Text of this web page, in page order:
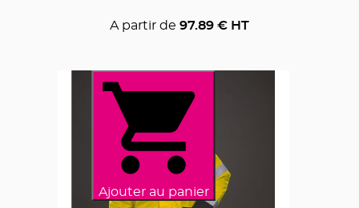
A partir de 97.89 € HT
Ajouter au panier